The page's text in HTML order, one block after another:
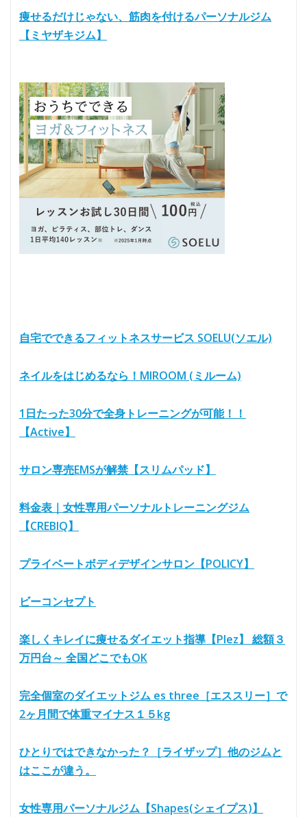
痩せるだけじゃない、筋肉を付けるパーソナルジム
【ミヤザキジム】
自宅でできるフィットネスサービス SOELU(ソエル)
ネイルをはじめるなら！MIROOM (ミルーム)
1日たった30分で全身トレーニングが可能！！
【Active】
サロン専売EMSが解禁【スリムパッド】
料金表｜女性専用パーソナルトレーニングジム
【CREBIQ】
プライベートボディデザインサロン【POLICY】
ビーコンセプト
楽しくキレイに痩せるダイエット指導【Plez】 総額３
万円台～ 全国どこでもOK
完全個室のダイエットジム es three［エススリー］で
2ヶ月間で体重マイナス１５kg
ひとりではできなかった？［ライザップ］他のジムと
はここが違う。
女性専用パーソナルジム【Shapes(シェイプス)】